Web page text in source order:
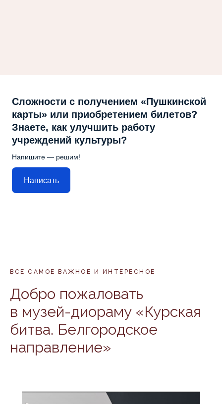
Сложности с получением «Пушкинской
карты» или приобретением билетов?
Знаете, как улучшить работу
учреждений культуры?
Напишите — решим!
Написать
ВСЕ САМОЕ ВАЖНОЕ И ИНТЕРЕСНОЕ
Добро пожаловать
в музей-диораму «Курская
битва. Белгородское
направление»